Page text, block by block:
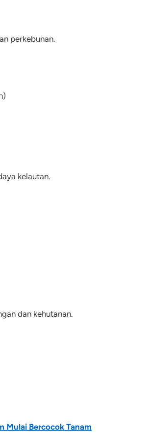
perkebunan.
kelautan.
dan kehutanan.
Mulai Bercocok Tanam